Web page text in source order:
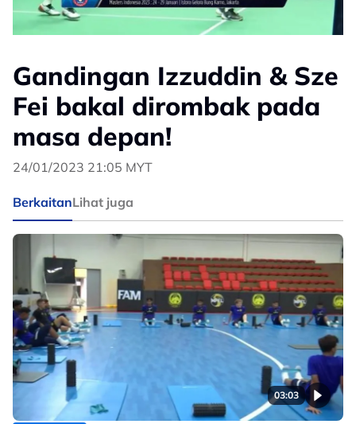
Gandingan Izzuddin & Sze
Fei bakal dirombak pada
masa depan!
24/01/2023 21:05 MYT
BerkaitanLihat juga
03:03